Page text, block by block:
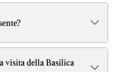
visita della Basilica